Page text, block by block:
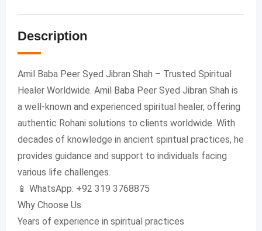
Description
Amil Baba Peer Syed Jibran Shah – Trusted Spiritual
Healer Worldwide. Amil Baba Peer Syed Jibran Shah is
a well-known and experienced spiritual healer, offering
authentic Rohani solutions to clients worldwide. With
decades of knowledge in ancient spiritual practices, he
provides guidance and support to individuals facing
various life challenges.
📱 WhatsApp: +92 319 3768875
Why Choose Us
Years of experience in spiritual practices